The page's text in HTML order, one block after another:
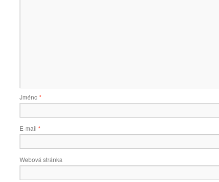
Jméno *
E-mail *
Webová stránka